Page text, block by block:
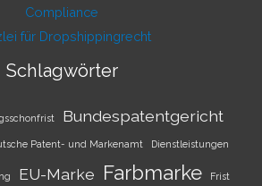
Compliance
für Dropshippingrecht
Schlagwörter
Bundespatentgericht
Patent- und Markenamt Dienstleistungen
EU-Marke Farbmarke Frist